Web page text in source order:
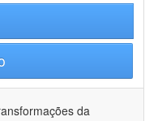
da